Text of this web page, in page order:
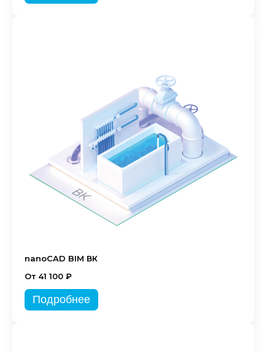
nanoCAD BIM ВК
От 41 100 ₽
Подробнее